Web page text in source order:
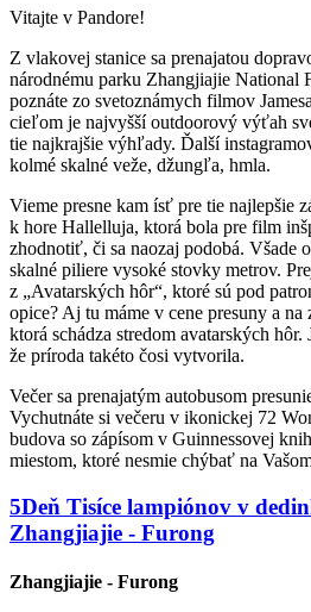
Vitajte v Pandore!
Z vlakovej stanice sa prenajatou
národnému parku Zhangjiajie National
poznáte zo svetoznámych filmov
cieľom je najvyšší outdoorový výťah
tie najkrajšie výhľady. Ďalší
kolmé skalné veže, džungľa, hmla.
Vieme presne kam ísť pre tie najlepšie
k hore Hallelluja, ktorá bola pre film
zhodnotiť, či sa naozaj podobá. Všade
skalné piliere vysoké stovky metrov.
z „Avatarských hôr“, ktoré sú pod
opice? Aj tu máme v cene presuny a
ktorá schádza stredom avatarských
že príroda takéto čosi vytvorila.
Večer sa prenajatým autobusom
Vychutnáte si večeru v ikonickej 72
budova so zápísom v Guinnessovej
miestom, ktoré nesmie chýbať na
5Deň Tisíce lampiónov v
Zhangjiajie - Furong
Zhangjiajie - Furong